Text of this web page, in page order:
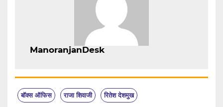
ManoranjanDesk
बॉक्स ऑफिस राजा शिवाजी रितेश देशमुख